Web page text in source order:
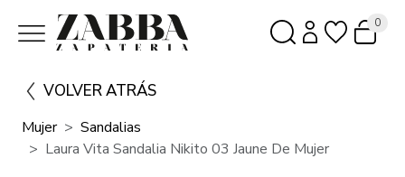
0
VOLVER ATRÁS
Mujer
Sandalias
Laura Vita Sandalia Nikito 03 Jaune De Mujer